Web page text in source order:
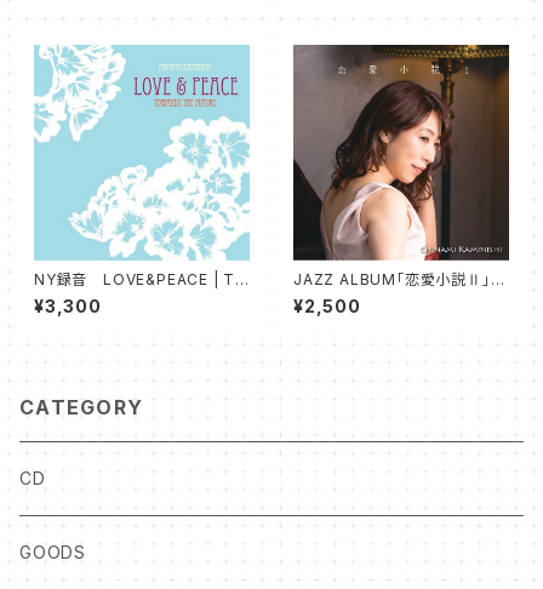
NY録音 LOVE&PEACE | TO
WARDS THE FUTURE
¥3,300
JAZZ ALBUM「恋愛小説Ⅱ」C
D
¥2,500
CATEGORY
CD
GOODS